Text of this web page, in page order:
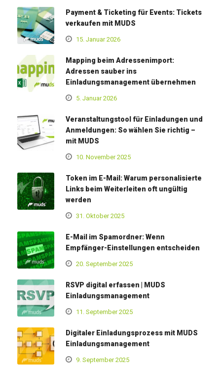
Payment & Ticketing für Events: Tickets
verkaufen mit MUDS
15. Januar 2026
Mapping beim Adressenimport:
Adressen sauber ins
Einladungsmanagement übernehmen
5. Januar 2026
Veranstaltungstool für Einladungen und
Anmeldungen: So wählen Sie richtig –
mit MUDS
10. November 2025
Token im E-Mail: Warum personalisierte
Links beim Weiterleiten oft ungültig
werden
31. Oktober 2025
E-Mail im Spamordner: Wenn
Empfänger-Einstellungen entscheiden
20. September 2025
RSVP digital erfassen | MUDS
Einladungsmanagement
11. September 2025
Digitaler Einladungsprozess mit MUDS
Einladungsmanagement
9. September 2025